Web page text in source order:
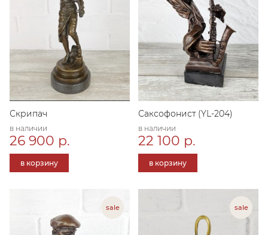
Скрипач
в наличии
26 900 р.
в корзину
Саксофонист (YL-204)
в наличии
22 100 р.
в корзину